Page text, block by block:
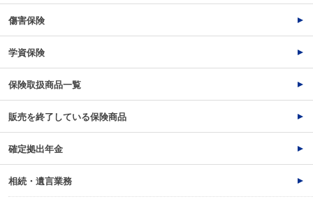
傷害保険
学資保険
保険取扱商品一覧
販売を終了している保険商品
確定拠出年金
相続・遺言業務